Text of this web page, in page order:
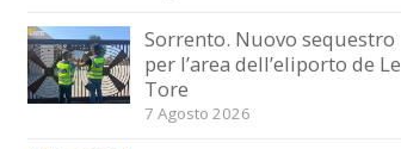
Sorrento. Nuovo sequestro
per l’area dell’eliporto de Le
Tore
7 Agosto 2026